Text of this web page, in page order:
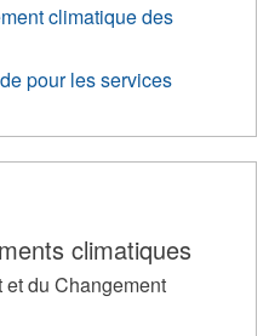
climatique des
pour les services
climatiques
et du Changement